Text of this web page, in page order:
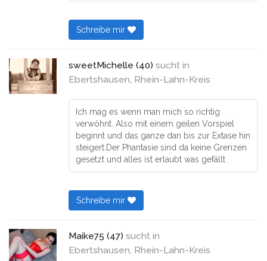
Schreibe mir
sweetMichelle (40) sucht in
Ebertshausen, Rhein-Lahn-Kreis
Ich mag es wenn man mich so richtig
verwöhnt. Also mit einem geilen Vorspiel
beginnt und das ganze dan bis zur Extase hin
steigert.Der Phantasie sind da keine Grenzen
gesetzt und alles ist erlaubt was gefällt
Schreibe mir
Maike75 (47) sucht in
Ebertshausen, Rhein-Lahn-Kreis